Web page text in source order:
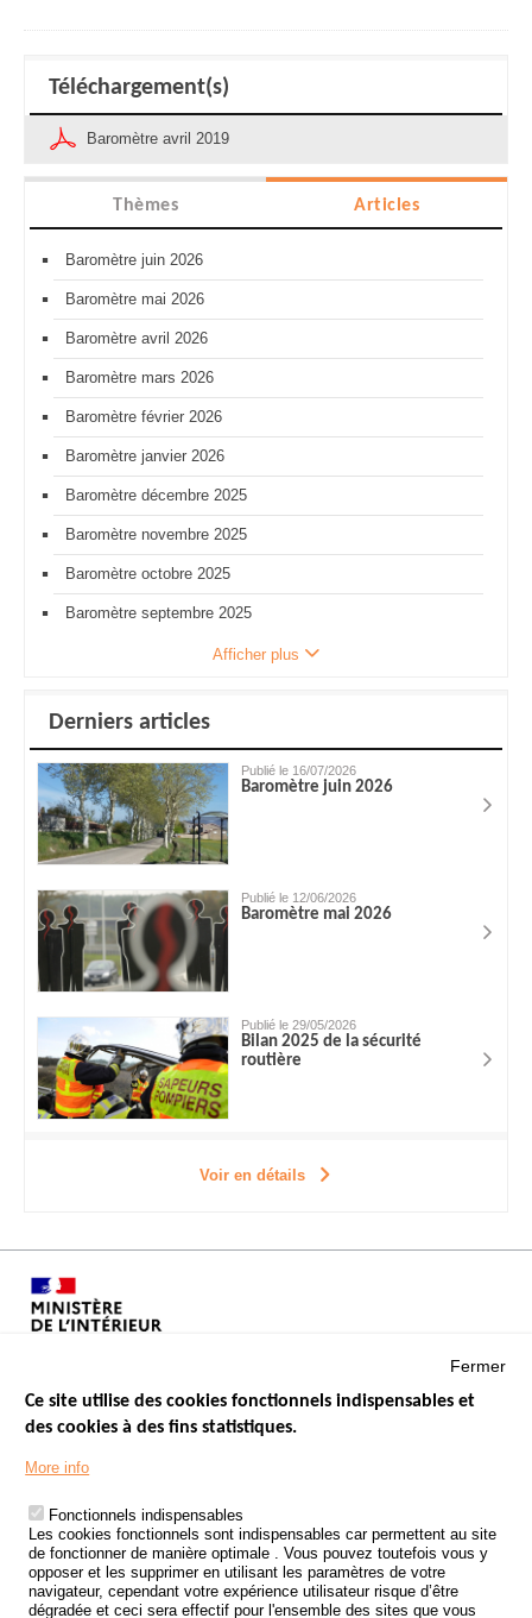
Téléchargement(s)
Baromètre avril 2019
Thèmes Articles
Baromètre juin 2026
Baromètre mai 2026
Baromètre avril 2026
Baromètre mars 2026
Baromètre février 2026
Baromètre janvier 2026
Baromètre décembre 2025
Baromètre novembre 2025
Baromètre octobre 2025
Baromètre septembre 2025
Afficher plus
Derniers articles
Publié le 16/07/2026
Baromètre juin 2026
Publié le 12/06/2026
Baromètre mai 2026
Publié le 29/05/2026
Bilan 2025 de la sécurité
routière
Voir en détails
Menu
Footer
LES SITES PUBLICS
ÉTAT DE L’INSÉCURITÉ ROUTIÈRE
TRAITEMENT DES DONNÉES PERSONNELLES DES ACCIDENTS DE
LA ROUTE
ETUDES ET RECHERCHES
Fermer
Ce site utilise des cookies fonctionnels indispensables et
des cookies à des fins statistiques.
More info
Fonctionnels indispensables
Les cookies fonctionnels sont indispensables car permettent au site
de fonctionner de manière optimale . Vous pouvez toutefois vous y
opposer et les supprimer en utilisant les paramètres de votre
navigateur, cependant votre expérience utilisateur risque d’être
dégradée et ceci sera effectif pour l'ensemble des sites que vous